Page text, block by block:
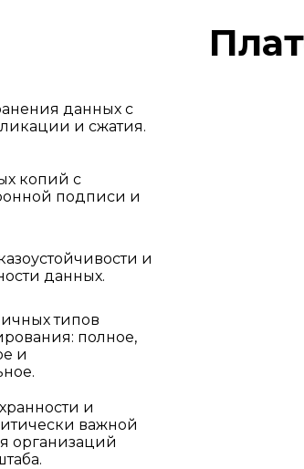
данных с
и сжатия.
копий с
подписи и
и
данных.
типов
полное,
и
и
важной
организаций